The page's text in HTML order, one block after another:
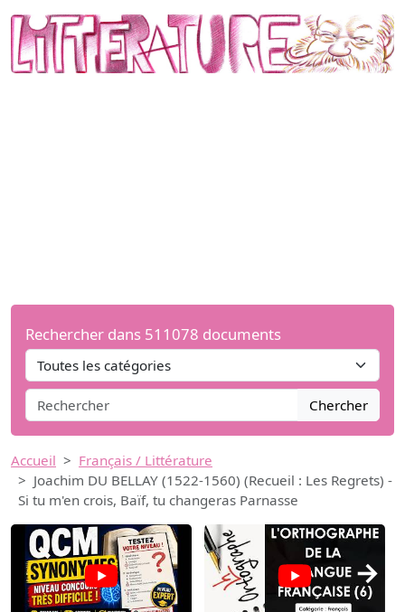
Rechercher dans 511078 documents
Chercher
Accueil
Français / Littérature
Joachim DU BELLAY (1522-1560) (Recueil : Les Regrets) -
Si tu m'en crois, Baïf, tu changeras Parnasse
→